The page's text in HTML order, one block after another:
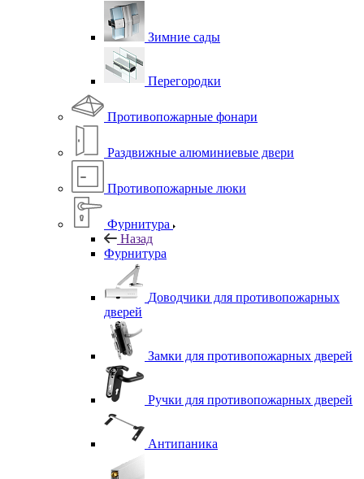
Зимние сады
Перегородки
Противопожарные фонари
Раздвижные алюминиевые двери
Противопожарные люки
Фурнитура
Назад
Фурнитура
Доводчики для противопожарных
дверей
Замки для противопожарных дверей
Ручки для противопожарных дверей
Антипаника